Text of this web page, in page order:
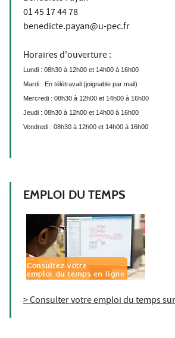
01 45 17 44 78
benedicte.payan@u-pec.fr
Horaires d'ouverture :
Lundi : 08h30 à 12h00 et 14h00 à 16h00
Mardi : En télétravail (joignable par mail)
Mercredi : 08h30 à 12h00 et 14h00 à 16h00
Jeudi : 08h30 à 12h00 et 14h00 à 16h00
Vendredi : 08h30 à 12h00 et 14h00 à 16h00
EMPLOI DU TEMPS
> Consulter votre emploi du temps